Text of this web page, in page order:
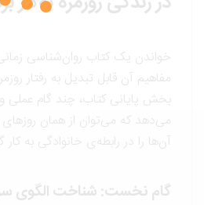
خواندن یک کتاب روان‌شناسی زمانی
مفاهیم آن قابل تبدیل به رفتار روزمره
بخش پایانی کتاب، چند گام عملی و
می‌دهد که می‌توان از همان روزهای
آن‌ها را در رابطه‌ی خانوادگی به کار گرفت.
گام نخست: شناخت الگوی